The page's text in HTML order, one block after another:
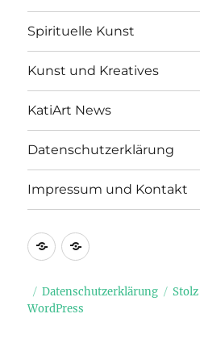
Spirituelle Kunst
Kunst und Kreatives
KatiArt News
Datenschutzerklärung
Impressum und Kontakt
Datenschutzerklärung
Impressum
Kontakt
Datenschutzerklärung
WordPress